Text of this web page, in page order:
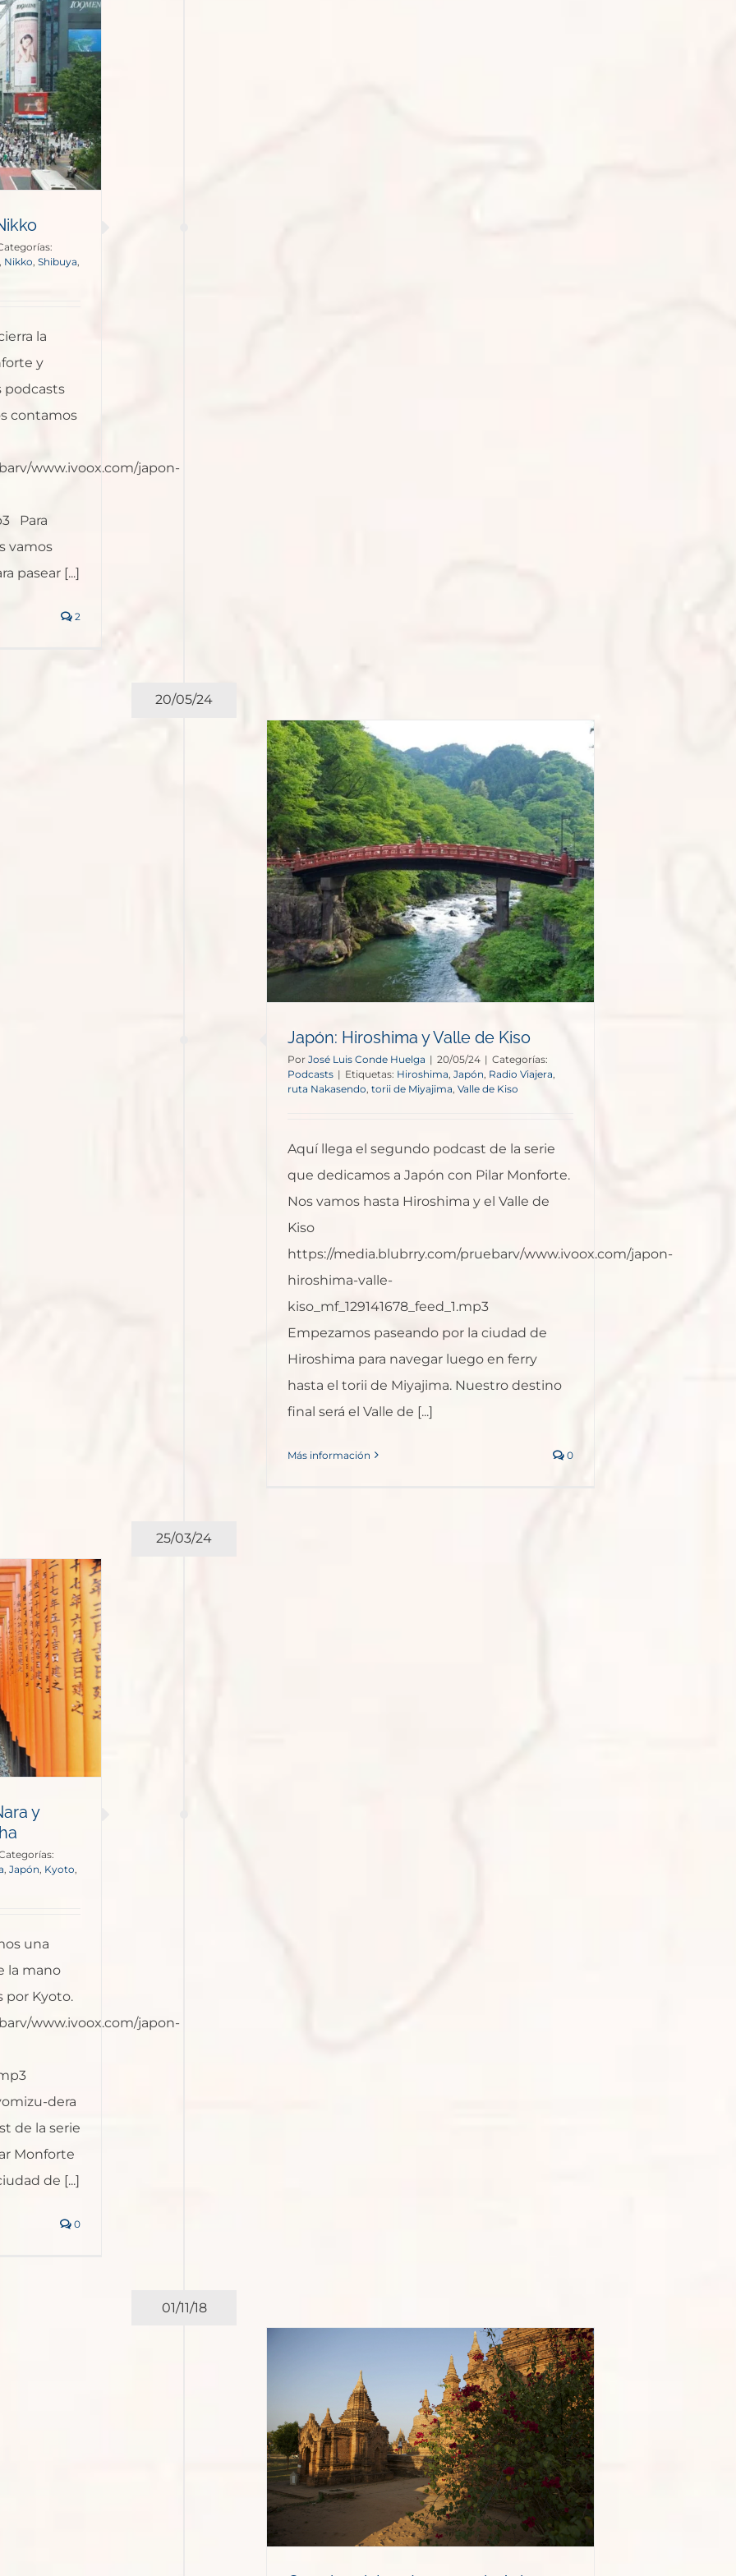
Nikko, Shibuya
la
y
podcasts
contamos
www.ivoox.com/japon-
Para
vamos
pasear [...]
2
20/05/24
Japón: Hiroshima y Valle de Kiso
Por José Luis Conde Huelga | 20/05/24 | Categorías:
Podcasts | Etiquetas: Hiroshima, Japón Radio Viajera,
ruta Nakasendo torii de Miyajima Valle de Kiso
Aquí llega el segundo podcast de la serie
que dedicamos a Japón con Pilar Monforte.
Nos vamos hasta Hiroshima y el Valle de
Kiso
https://media.blubrry.com/pruebarv/www.ivoox.com/japon-
hiroshima-valle-
kiso_mf_129141678_feed_1.mp3
Empezamos paseando por la ciudad de
Hiroshima para navegar luego en ferry
hasta el torii de Miyajima. Nuestro destino
final será el Valle de [...]
Más información 0
25/03/24
y
, Japón, Kyoto,
una
la mano
por Kyoto.
www.ivoox.com/japon-
dera
de la serie
Monforte
de [...]
0
01/11/18